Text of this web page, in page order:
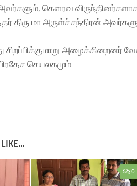
கௌரவ
திரு மா.அருள்ச்சந்திரன்
சிறப்பிக்குமாறு அழைக்கினறனர்
செயலகமும்.
0